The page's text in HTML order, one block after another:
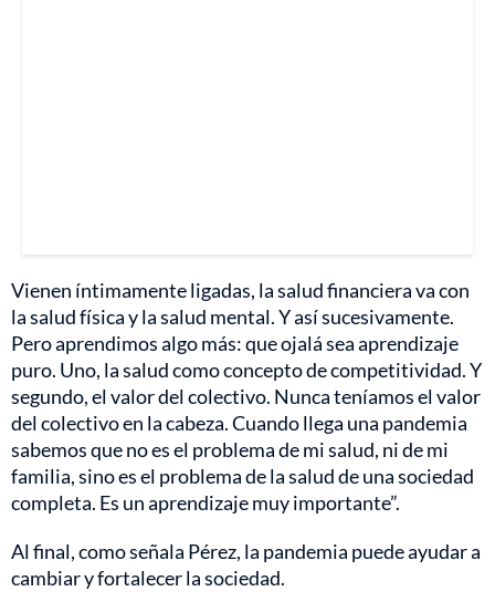
Vienen íntimamente ligadas, la salud financiera va con
la salud física y la salud mental. Y así sucesivamente.
Pero aprendimos algo más: que ojalá sea aprendizaje
puro. Uno, la salud como concepto de competitividad. Y
segundo, el valor del colectivo. Nunca teníamos el valor
del colectivo en la cabeza. Cuando llega una pandemia
sabemos que no es el problema de mi salud, ni de mi
familia, sino es el problema de la salud de una sociedad
completa. Es un aprendizaje muy importante”.
Al final, como señala Pérez, la pandemia puede ayudar a
cambiar y fortalecer la sociedad.